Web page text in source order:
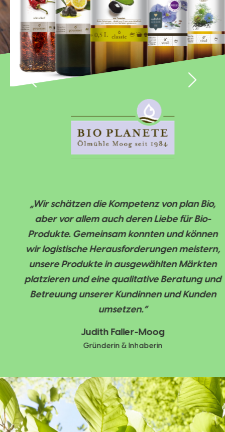
„Wir schätzen die Kompetenz von plan Bio,
aber vor allem auch deren Liebe für Bio-
Produkte. Gemeinsam konnten und können
wir logistische Herausforderungen meistern,
unsere Produkte in ausgewählten Märkten
platzieren und eine qualitative Beratung und
Betreuung unserer Kundinnen und Kunden
umsetzen.“
Judith Faller-Moog
Gründerin & Inhaberin